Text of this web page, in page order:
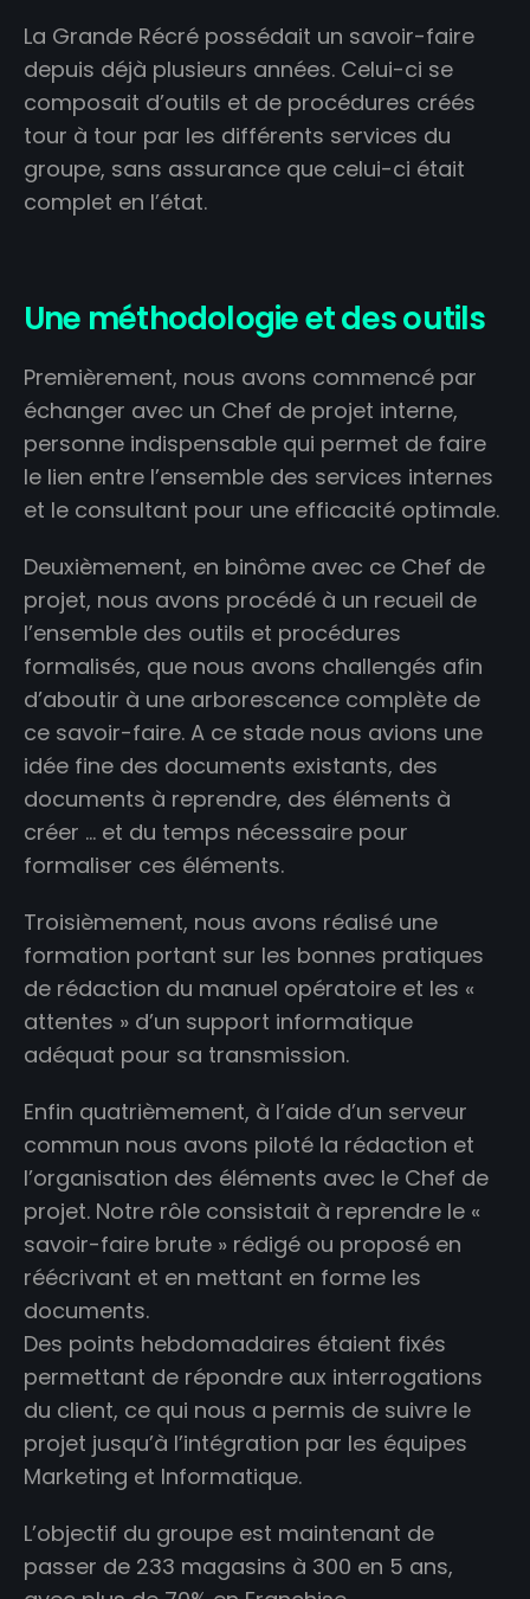
La Grande Récré possédait un savoir-faire
depuis déjà plusieurs années. Celui-ci se
composait d’outils et de procédures créés
tour à tour par les différents services du
groupe, sans assurance que celui-ci était
complet en l’état.
Une méthodologie et des outils
Premièrement, nous avons commencé par
échanger avec un Chef de projet interne,
personne indispensable qui permet de faire
le lien entre l’ensemble des services internes
et le consultant pour une efficacité optimale.
Deuxièmement, en binôme avec ce Chef de
projet, nous avons procédé à un recueil de
l’ensemble des outils et procédures
formalisés, que nous avons challengés afin
d’aboutir à une arborescence complète de
ce savoir-faire. A ce stade nous avions une
idée fine des documents existants, des
documents à reprendre, des éléments à
créer … et du temps nécessaire pour
formaliser ces éléments.
Troisièmement, nous avons réalisé une
formation portant sur les bonnes pratiques
de rédaction du manuel opératoire et les «
attentes » d’un support informatique
adéquat pour sa transmission.
Enfin quatrièmement, à l’aide d’un serveur
commun nous avons piloté la rédaction et
l’organisation des éléments avec le Chef de
projet. Notre rôle consistait à reprendre le «
savoir-faire brute » rédigé ou proposé en
réécrivant et en mettant en forme les
documents.
Des points hebdomadaires étaient fixés
permettant de répondre aux interrogations
du client, ce qui nous a permis de suivre le
projet jusqu’à l’intégration par les équipes
Marketing et Informatique.
L’objectif du groupe est maintenant de
passer de 233 magasins à 300 en 5 ans,